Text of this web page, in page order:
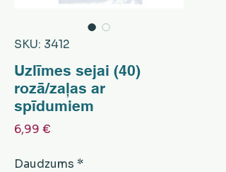
SKU: 3412
Uzlīmes sejai (40)
rozā/zaļas ar
spīdumiem
6,99 €
Daudzums *